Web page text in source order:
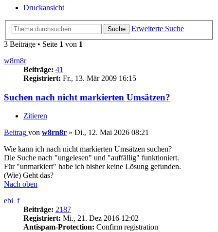
Druckansicht
Suche
Erweiterte Suche
3 Beiträge • Seite 1 von 1
w8rn8r
Beiträge: 41
Registriert: Fr., 13. Mär 2009 16:15
Suchen nach nicht markierten Umsätzen?
Zitieren
Beitrag von w8rn8r » Di., 12. Mai 2026 08:21
Wie kann ich nach nicht markierten Umsätzen suchen?
Die Suche nach "ungelesen" und "auffällig" funktioniert.
Für "unmarkiert" habe ich bisher keine Lösung gefunden.
(Wie) Geht das?
Nach oben
ebi_f
Beiträge: 2187
Registriert: Mi., 21. Dez 2016 12:02
Antispam-Protection: Confirm registration